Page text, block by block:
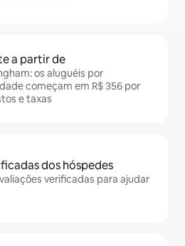
a partir de
os aluguéis por
começam em R$ 356 por
e taxas
dos hóspedes
verificadas para ajudar